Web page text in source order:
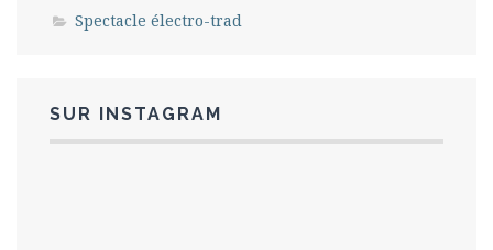
Spectacle électro-trad
SUR INSTAGRAM